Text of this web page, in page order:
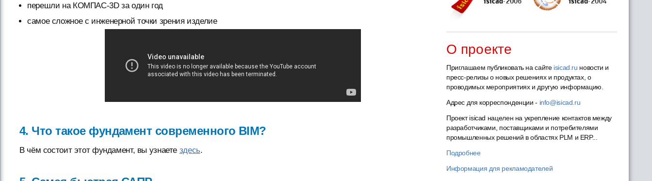
перешли на КОМПАС-3D за один год
самое сложное с инженерной точки зрения изделие
4. Что такое фундамент современного BIM?
В чём состоит этот фундамент, вы узнаете здесь.
О проекте
Приглашаем публиковать на сайте isicad.ru новости и
пресс-релизы о новых решениях и продуктах, о
проводимых мероприятиях и другую информацию.
Адрес для корреспонденции - info@isicad.ru
Проект isicad нацелен на укрепление контактов между
разработчиками, поставщиками и потребителями
промышленных решений в областях PLM и ERP...
Подробнее
Информация для рекламодателей